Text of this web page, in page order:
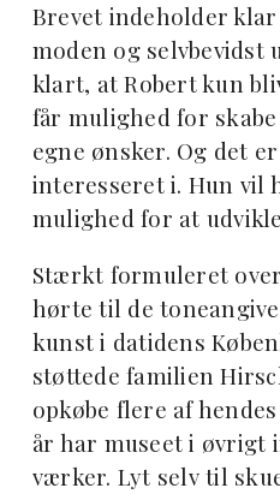
Brevet indeholder
moden og selvbevidst
klart, at Robert kun
får mulighed for
egne ønsker. Og det
interesseret i. Hun vil
mulighed for at
Stærkt formuleret
hørte til de
kunst i datidens
støttede familien
opkøbe flere af
år har museet i øvrigt
værker. Lyt selv til